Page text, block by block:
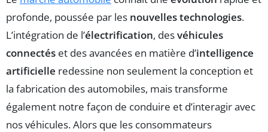
profonde, poussée par les nouvelles technologies.
L’intégration de l’électrification, desvéhicules
connectés et des avancées en matière d’intelligence
artificielle redessine non seulement la conception et
la fabrication des automobiles, mais transforme
également notre façon de conduire et d’interagir avec
nos véhicules. Alors que les consommateurs